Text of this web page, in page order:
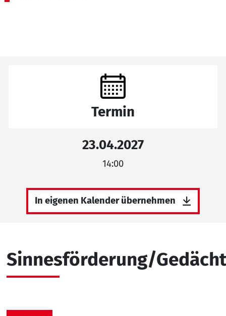
Sinnesförderung/
Termin
23.04.2027
14:00
In eigenen Kalender übernehmen